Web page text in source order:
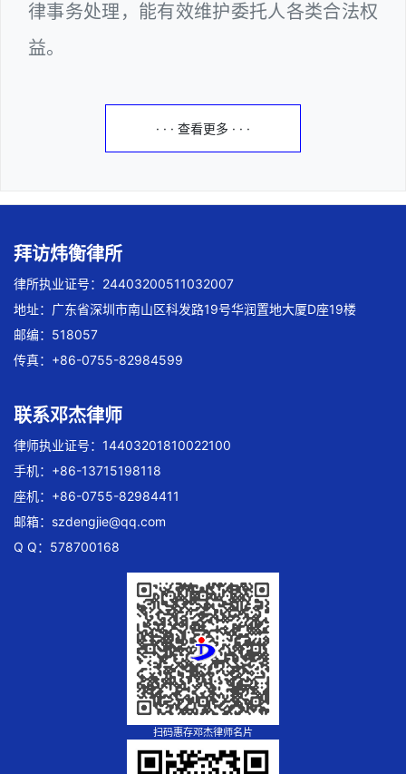
律事务处理，能有效维护委托人各类合法权
益。
· · · 查看更多 · · ·
拜访炜衡律所
律所执业证号：24403200511032007
地址：广东省深圳市南山区科发路19号华润置地大厦D座19楼
邮编：518057
传真：+86-0755-82984599
联系邓杰律师
律师执业证号：14403201810022100
手机：+86-13715198118
座机：+86-0755-82984411
邮箱： szdengjie@qq.com
Q Q：578700168
扫码惠存邓杰律师名片